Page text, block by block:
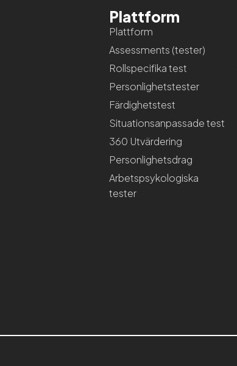
Plattform
Plattform
Assessments (tester)
Rollspecifika test
Personlighetstester
Färdighetstest
Situationsanpassade test
360 Utvärdering
Personlighetsdrag
Arbetspsykologiska
tester